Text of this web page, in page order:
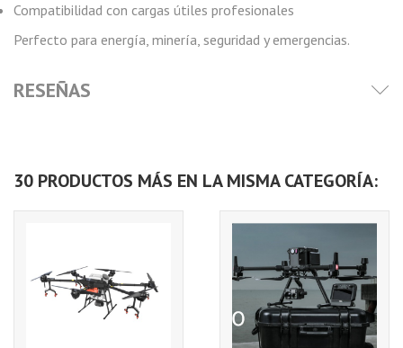
Compatibilidad con cargas útiles profesionales
Perfecto para energía, minería, seguridad y emergencias.
RESEÑAS
30 PRODUCTOS MÁS EN LA MISMA CATEGORÍA: